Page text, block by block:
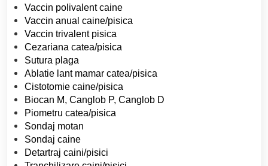
Vaccin polivalent caine
Vaccin anual caine/pisica
Vaccin trivalent pisica
Cezariana catea/pisica
Sutura plaga
Ablatie lant mamar catea/pisica
Cistotomie caine/pisica
Biocan M, Canglob P, Canglob D
Piometru catea/pisica
Sondaj motan
Sondaj caine
Detartraj caini/pisici